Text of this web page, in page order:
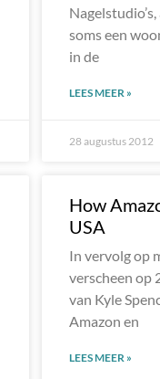
soms een
in de
LEES MEER »
28 augustus 2012
How
USA
In vervolg op
verscheen op
van Kyle
Amazon en
LEES MEER »